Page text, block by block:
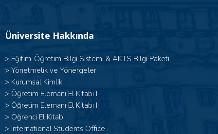
Üniversite Hakkında
> Eğitim-Öğretim Bilgi Sistemi & AKTS Bilgi Paketi
> Yönetmelik ve Yönergeler
> Kurumsal Kimlik
> Öğretim Elemanı El Kitabı I
> Öğretim Elemanı El Kitabı II
> Öğrenci El Kitabı
> International Students Office